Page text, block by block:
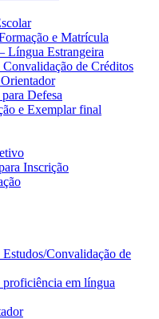
e Matrícula
Língua Estrangeira
de Créditos
Defesa
e Exemplar final
Inscrição
Convalidação de
em língua